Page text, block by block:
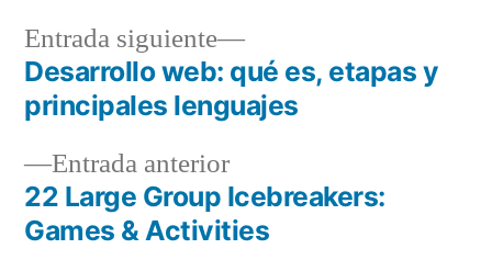
Entrada anterior
22 Large Group Icebreakers:
Games & Activities
Entrada siguiente
Desarrollo web: qué es, etapas y
principales lenguajes